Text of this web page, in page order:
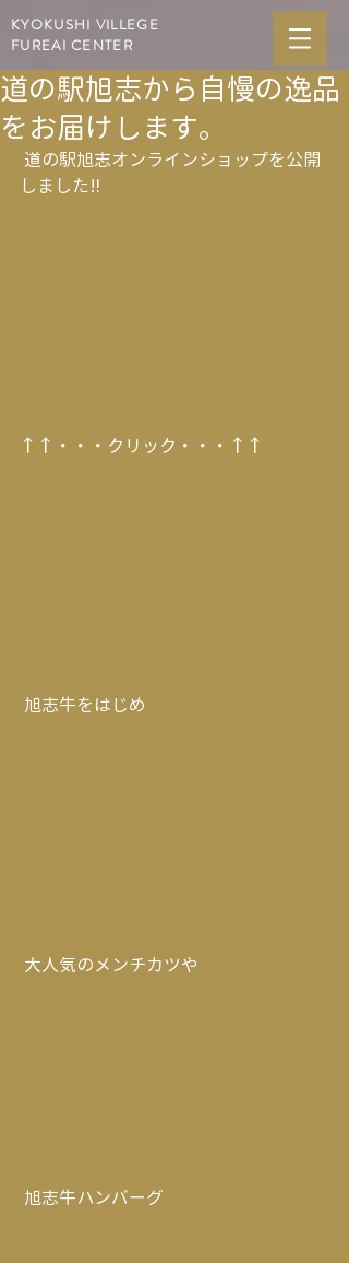
KYOKUSHI VILLEGE
FUREAI CENTER
道の駅旭志から自慢の逸品
をお届けします。
しました‼
↑↑・・・クリック・・・↑↑
旭志牛をはじめ
大人気のメンチカツや
旭志牛ハンバーグ